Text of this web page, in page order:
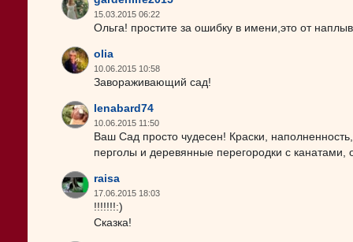
15.03.2015 06:22
Ольга! простите за ошибку в имени,это от
olia
10.06.2015 10:58
Завораживающий сад!
lenabard74
10.06.2015 11:50
Ваш Сад просто чудесен! Краски,
перголы и деревянные перегородки с
raisa
17.06.2015 18:03
!!!!!!!:)
Сказка!